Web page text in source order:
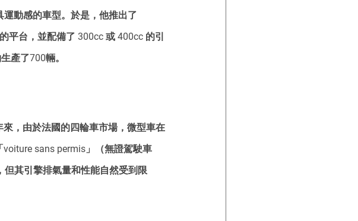
運動感的車型。於是，他推出了
平台，並配備了 300cc 或 400cc 的引
產了700輛。
，由於法國的四輪車市場，微型車在
sans permis」（無證駕駛車
其引擎排氣量和性能自然受到限